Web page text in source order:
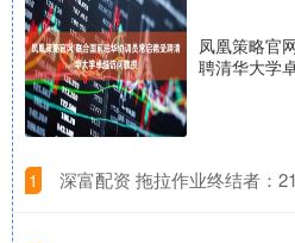
凤凰策略官
聘清华大学
1 深富配资 拖拉作业终结者：